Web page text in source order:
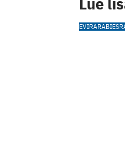
EVIRARABIES